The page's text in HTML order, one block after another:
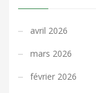
avril 2026
mars 2026
février 2026